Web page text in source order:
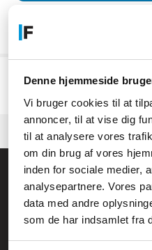
Denne hjemmeside
Vi bruger cookies til at
annoncer, til at vise dig
til at analysere vores
om din brug af vores
inden for sociale medier,
analysepartnere. Vores
data med andre
som de har indsamlet fra
eller
Allmänna frågor:
kundservice@fcomputer.se
Service- och
service@fcomputer.se